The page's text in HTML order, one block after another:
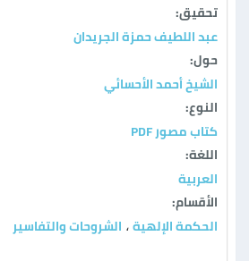
تحقيق:
عبد اللطيف حمزة الجريدان
حول:
الشيخ أحمد الأحسائي
النوع:
كتاب مصور PDF
اللغة:
العربية
الأقسام:
الحكمة الإلهية ، الشروحات والتفاسير